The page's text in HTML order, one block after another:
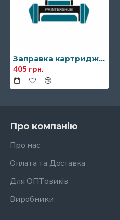
Заправка картриджа Xerox 106R00687/106R00688
405 грн.
Про компанію
Про нас
Оплата та Доставка
Для ОПТовиків
Виробники